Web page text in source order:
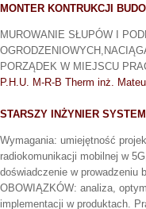
MONTER KONTRUKCJI
MUROWANIE SŁUPÓW I
PORZĄDEK W MIEJSCU
P.H.U. M-R-B Therm inż.
STARSZY INŻYNIER
Wymagania: umiejętność
radiokomunikacji mobilnej w
doświadczenie w prowadzeniu
OBOWIĄZKÓW: analiza,
implementacji w produktach.